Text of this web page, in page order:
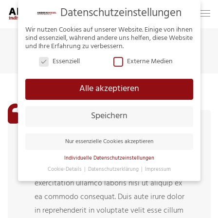
PAUL ANDERSON
Home Paul Anderson
adipiscing elit, sed do eiusmod tempor
incididunt ut labore et dolore magna aliqua. Ut
enim ad minim veniam, quis nostrud
exercitation ullamco laboris nisi ut aliquip ex
ea commodo consequat. Duis aute irure dolor
in reprehenderit in voluptate velit esse cillum
Datenschutzeinstellungen
Wir nutzen Cookies auf unserer Website. Einige von ihnen
sind essenziell, während andere uns helfen, diese Website
und Ihre Erfahrung zu verbessern.
Essenziell
Externe Medien
Alle akzeptieren
Speichern
Nur essenzielle Cookies akzeptieren
Individuelle Datenschutzeinstellungen
Cookie-Details
Datenschutzerklärung Impressum
Datenschutzeinstellungen
Hier finden Sie eine Übersicht über alle
verwendeten Cookies. Sie können Ihre
Einwilligung zu ganzen Kategorien geben oder